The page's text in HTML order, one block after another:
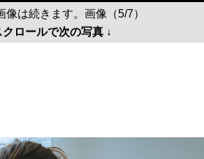
像は続きます。画像（5/7）
クロールで次の写真 ↓